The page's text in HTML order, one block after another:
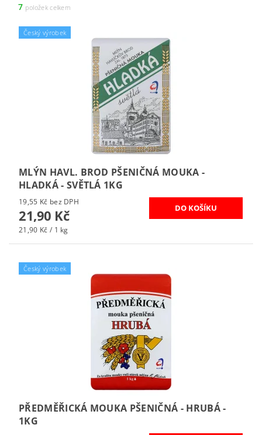
7 položek celkem
Český výrobek
MLÝN HAVL. BROD PŠENIČNÁ MOUKA -
HLADKÁ - SVĚTLÁ 1KG
19,55 Kč bez DPH
21,90 Kč
21,90 Kč / 1 kg
Český výrobek
PŘEDMĚŘICKÁ MOUKA PŠENIČNÁ - HRUBÁ -
1KG